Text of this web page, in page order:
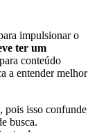
impulsionar o
ter um
conteúdo
a entender melhor
pois isso confunde
busca.